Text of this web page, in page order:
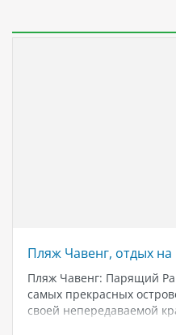
Пляж Чавенг, отдых
Пляж Чавенг: Парящий
самых прекрасных
своей непередаваемой